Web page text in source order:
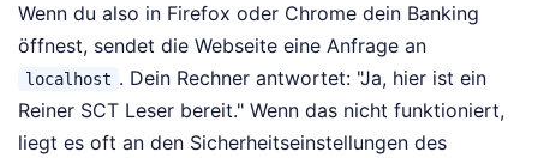
Wenn du also in Firefox oder Chrome dein Banking
öffnest, sendet die Webseite eine Anfrage an
localhost . Dein Rechner antwortet: "Ja, hier ist ein
Reiner SCT Leser bereit." Wenn das nicht funktioniert,
liegt es oft an den Sicherheitseinstellungen des